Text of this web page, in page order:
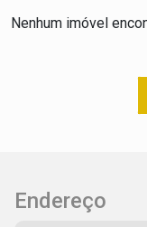
Nenhum imóvel
Endereço